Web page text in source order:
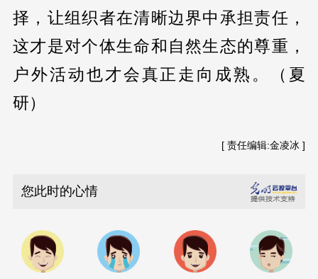
择，让组织者在清晰边界中承担责任，
这才是对个体生命和自然生态的尊重，
户外活动也才会真正走向成熟。（夏
研）
[ 责任编辑:金凌冰 ]
您此时的心情